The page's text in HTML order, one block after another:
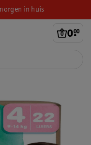
in huis
0.
00